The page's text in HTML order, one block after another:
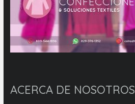
ACERCA DE NOSOTROS